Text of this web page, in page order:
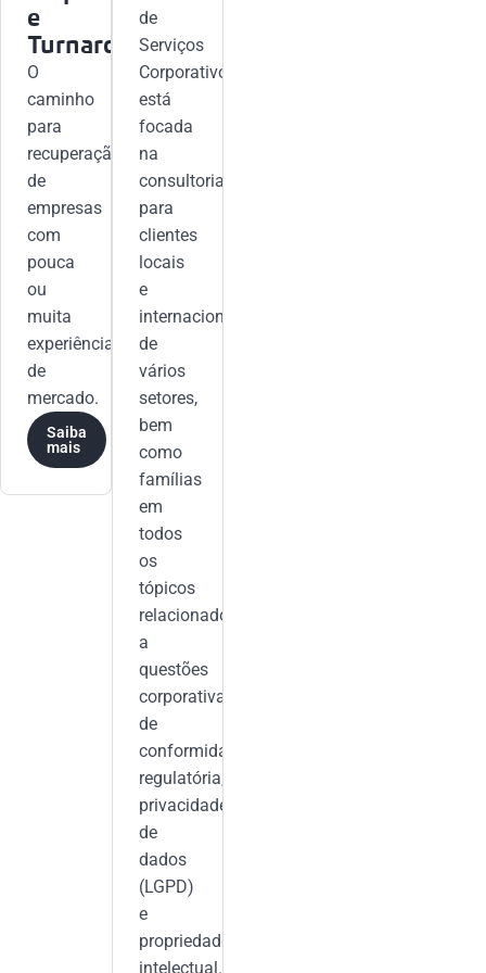
e
Turnaround
O
caminho
para
recuperação
de
empresas
com
pouca
ou
muita
experiência
de
mercado.
Saiba
mais
de
Serviços
Corporativos
está
focada
na
consultoria
para
clientes
locais
e
internacionais
de
vários
setores,
bem
como
famílias
em
todos
os
tópicos
relacionados
a
questões
corporativas,
de
conformidade
regulatória,
privacidade
de
dados
(LGPD)
e
propriedade
intelectual.